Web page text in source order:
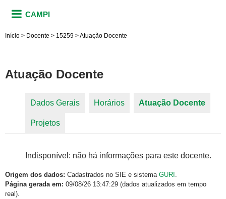
CAMPI
Início > Docente > 15259 >Atuação Docente
Atuação Docente
Dados Gerais Horários Atuação Docente
Projetos
Indisponível: não há informações para este docente.
Origem dos dados: Cadastrados no SIE e sistema GURI .
Página gerada em: 09/08/26 13:47:29 (dados atualizados em tempo
real).